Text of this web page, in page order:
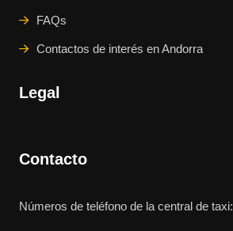
FAQs
Contactos de interés en Andorra
Legal
Contacto
Números de teléfono de la central de taxi: